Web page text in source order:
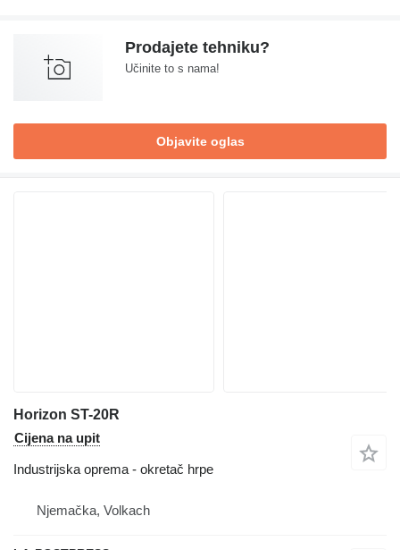
Prodajete tehniku?
Učinite to s nama!
Objavite oglas
Horizon ST-20R
Cijena na upit
Industrijska oprema - okretač hrpe
Njemačka, Volkach